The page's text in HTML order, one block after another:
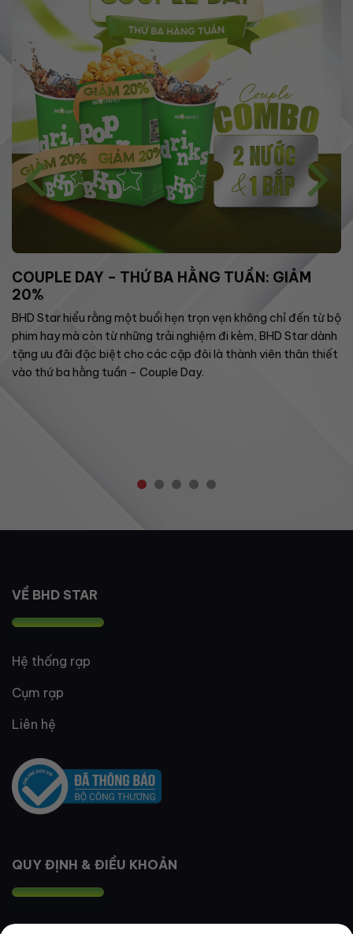
COUPLE DAY – THỨ BA HẰNG TUẦN: GIẢM
20%
BHD Star hiểu rằng một buổi hẹn trọn vẹn không chỉ đến từ bộ
phim hay mà còn từ những trải nghiệm đi kèm, BHD Star dành
tặng ưu đãi đặc biệt cho các cặp đôi là thành viên thân thiết
vào thứ ba hằng tuần – Couple Day.
VỀ BHD STAR
Hệ thống rạp
Cụm rạp
Liên hệ
QUY ĐỊNH & ĐIỀU KHOẢN
Quy định thành viên